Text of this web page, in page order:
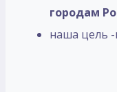
городам
наша цель